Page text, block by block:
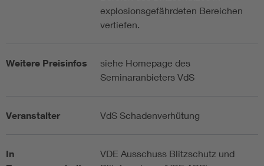
explosionsgefährdeten Bereichen
vertiefen.
Weitere Preisinfos
siehe Homepage des
Seminaranbieters VdS
Veranstalter VdS Schadenverhütung
In
VDE Ausschuss Blitzschutz und